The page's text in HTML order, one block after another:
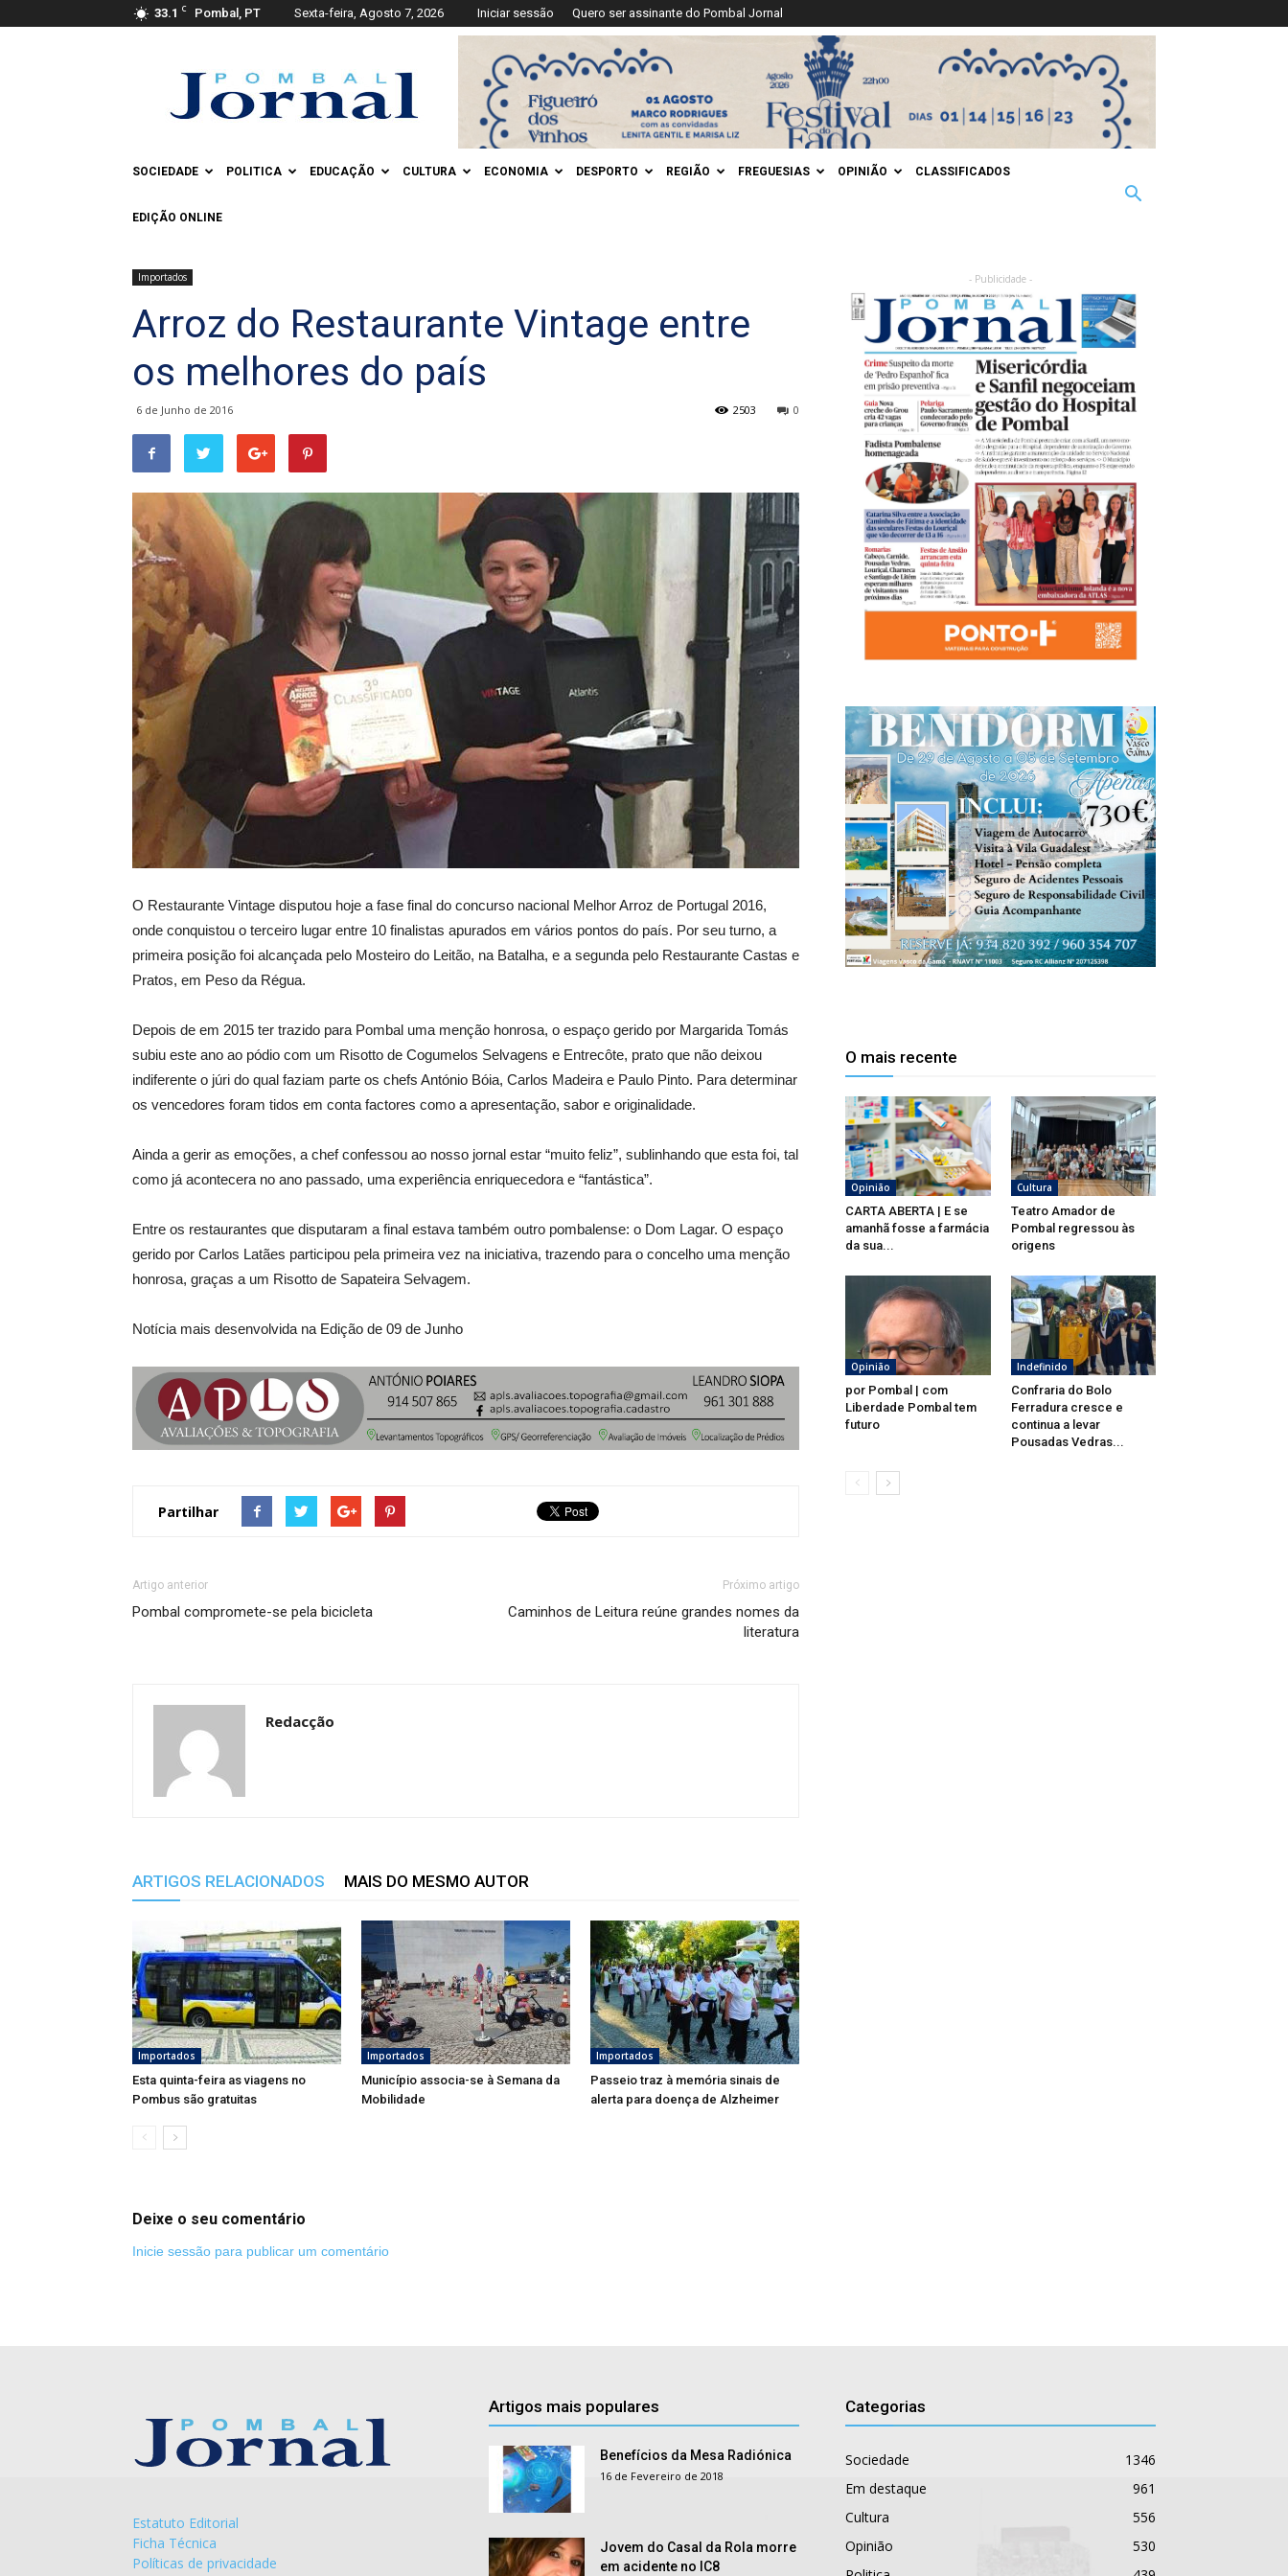
33.1 C Pombal, PT Sexta-feira, Agosto 7, 2026 Iniciar sessão Quero ser assinante do Pombal Jornal
Jornal
SOCIEDADE POLITICA EDUCAÇÃO CULTURA ECONOMIA DESPORTO REGIÃO FREGUESIAS OPINIÃO CLASSIFICADOS
EDIÇÃO ONLINE
Importados
Arroz do Restaurante Vintage entre
os melhores do país
6 de Junho de 2016 0
2503
O Restaurante Vintage disputou hoje a fase final do concurso nacional Melhor Arroz de Portugal 2016,
onde conquistou o terceiro lugar entre 10 finalistas apurados em vários pontos do país. Por seu turno, a
primeira posição foi alcançada pelo Mosteiro do Leitão, na Batalha, e a segunda pelo Restaurante Castas e
Pratos, em Peso da Régua.
Depois de em 2015 ter trazido para Pombal uma menção honrosa, o espaço gerido por Margarida Tomás
subiu este ano ao pódio com um Risotto de Cogumelos Selvagens e Entrecôte, prato que não deixou
indiferente o júri do qual faziam parte os chefs António Bóia, Carlos Madeira e Paulo Pinto. Para determinar
os vencedores foram tidos em conta factores como a apresentação, sabor e originalidade.
Ainda a gerir as emoções, a chef confessou ao nosso jornal estar “muito feliz”, sublinhando que esta foi, tal
como já acontecera no ano passado, uma experiência enriquecedora e “fantástica”.
Entre os restaurantes que disputaram a final estava também outro pombalense: o Dom Lagar. O espaço
gerido por Carlos Latães participou pela primeira vez na iniciativa, trazendo para o concelho uma menção
honrosa, graças a um Risotto de Sapateira Selvagem.
Notícia mais desenvolvida na Edição de 09 de Junho
Partilhar
Artigo anterior
Pombal compromete-se pela bicicleta
Próximo artigo
Caminhos de Leitura reúne grandes nomes da
literatura
Redacção
ARTIGOS RELACIONADOS MAIS DO MESMO AUTOR
Importados
Esta quinta-feira as viagens no
Pombus são gratuitas
Importados
Município associa-se à Semana da
Mobilidade
Importados
Passeio traz à memória sinais de
alerta para doença de Alzheimer
Deixe o seu comentário
Inicie sessão para publicar um comentário
- Publicidade -
O mais recente
Opinião
CARTA ABERTA | E se
amanhã fosse a farmácia
da sua...
Cultura
Teatro Amador de
Pombal regressou às
origens
Opinião
por Pombal | com
Liberdade Pombal tem
futuro
Indefinido
Confraria do Bolo
Ferradura cresce e
continua a levar
Pousadas Vedras...
Estatuto Editorial
Ficha Técnica
Políticas de privacidade
Artigos mais populares
Benefícios da Mesa Radiónica
16 de Fevereiro de 2018
Jovem do Casal da Rola morre
em acidente no IC8
Categorias
Sociedade
1346
Em destaque
961
Cultura
556
Opinião
530